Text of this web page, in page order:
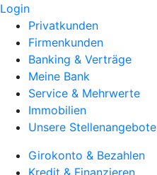
Login
Privatkunden
Firmenkunden
Banking & Verträge
Meine Bank
Service & Mehrwerte
Immobilien
Unsere Stellenangebote
Girokonto & Bezahlen
Kredit & Finanzieren